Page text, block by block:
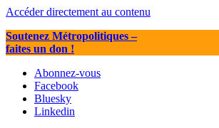
Accéder directement au contenu
Soutenez Métropolitiques–
faites un don !
Abonnez-vous
Facebook
Bluesky
Linkedin